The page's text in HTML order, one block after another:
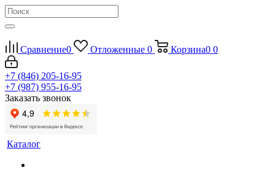
Сравнение0 Отложенные 0 Корзина0 0
+7 (846) 205-16-95
+7 (987) 955-16-95
Заказать звонок
Каталог